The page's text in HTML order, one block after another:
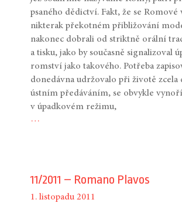
psaného dědictví. Fakt, že se Romové
nikterak překotném přibližování
nakonec dobrali od striktně orální
a tisku, jako by současně signalizoval
romství jako takového. Potřeba
donedávna udržovalo při životě zcela
ústním předáváním, se obvykle vynoří
v úpadkovém režimu,
…
11/2011 – Romano Plavos
1. listopadu 2011